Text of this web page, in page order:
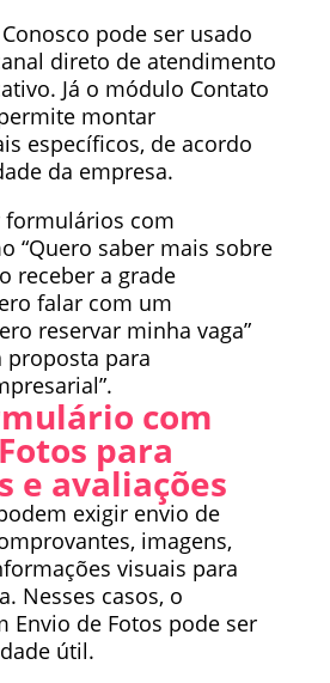
pode ser usado
direto de atendimento
Já o módulo Contato
montar
específicos, de acordo
da empresa.
formulários com
“Quero saber mais sobre
receber a grade
falar com um
reservar minha vaga”
proposta para
com
para
e avaliações
exigir envio de
imagens,
visuais para
Nesses casos, o
Envio de Fotos pode ser
útil.